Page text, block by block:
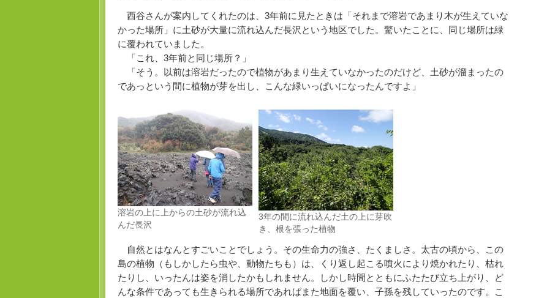
西谷さんが案内してくれたのは、3年前に見たときは「それまで溶岩であまり木が生えていな
かった場所」に土砂が大量に流れ込んだ長沢という地区でした。驚いたことに、同じ場所は緑
に覆われていました。
「これ、3年前と同じ場所？」
「そう。以前は溶岩だったので植物があまり生えていなかったのだけど、土砂が溜まったの
であっという間に植物が芽を出し、こんな緑いっぱいになったんですよ」
溶岩の上に上からの土砂が流れ込
んだ長沢
3年の間に流れ込んだ土の上に芽吹
き、根を張った植物
自然とはなんとすごいことでしょう。その生命力の強さ、たくましさ。太古の頃から、この
島の植物（もしかしたら虫や、動物たちも）は、くり返し起こる噴火により焼かれたり、枯れ
たりし、いったんは姿を消したかもしれません。しかし時間とともにふたたび立ち上がり、ど
んな条件であっても生きられる場所であればまた地面を覆い、子孫を残していったのです。こ